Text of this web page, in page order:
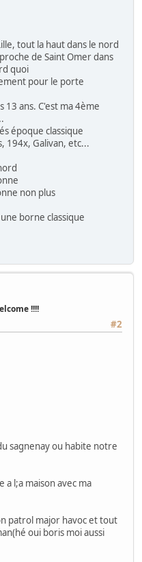
tout la haut dans le nord
de Saint Omer dans
quoi
pour le porte
ans. C'est ma 4ème
époque classique
194x, Galivan, etc...
non plus
borne classique
!!!!
#2
sagnenay ou habite notre
a l;a maison avec ma
patrol major havoc et tout
oui boris moi aussi